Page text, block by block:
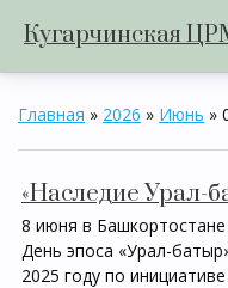
Кугарчинская
Главная » 2026 » Июнь »
«Наследие Урал-
8 июня в
День эпоса «Урал-
2025 году по